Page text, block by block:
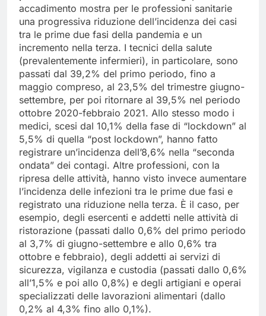
accadimento mostra per le professioni sanitarie
una progressiva riduzione dell’incidenza dei casi
tra le prime due fasi della pandemia e un
incremento nella terza. I tecnici della salute
(prevalentemente infermieri), in particolare, sono
passati dal 39,2% del primo periodo, fino a
maggio compreso, al 23,5% del trimestre giugno-
settembre, per poi ritornare al 39,5% nel periodo
ottobre 2020-febbraio 2021. Allo stesso modo i
medici, scesi dal 10,1% della fase di “lockdown” al
5,5% di quella “post lockdown”, hanno fatto
registrare un’incidenza dell’8,6% nella “seconda
ondata” dei contagi. Altre professioni, con la
ripresa delle attività, hanno visto invece aumentare
l’incidenza delle infezioni tra le prime due fasi e
registrato una riduzione nella terza. È il caso, per
esempio, degli esercenti e addetti nelle attività di
ristorazione (passati dallo 0,6% del primo periodo
al 3,7% di giugno-settembre e allo 0,6% tra
ottobre e febbraio), degli addetti ai servizi di
sicurezza, vigilanza e custodia (passati dallo 0,6%
all’1,5% e poi allo 0,8%) e degli artigiani e operai
specializzati delle lavorazioni alimentari (dallo
0,2% al 4,3% fino allo 0,1%).